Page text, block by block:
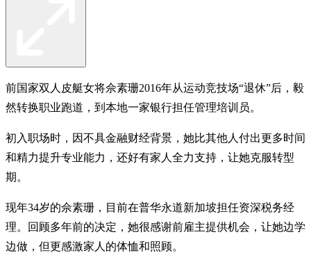
前国家双人皮艇女将佘素珊2016年从运动竞技场“退休”后，毅
然转换职业跑道，到本地一家银行担任管理培训员。
初入职场时，因不具金融财经背景，她比其他人付出更多时间
和精力提升专业能力，还好有家人全力支持，让她克服转型
期。
现年34岁的佘素珊，目前在普华永道新加坡担任资深税务经
理。回顾多年前的决定，她很感谢前雇主提供机会，让她边学
边做，但更感激家人的体恤和照顾。